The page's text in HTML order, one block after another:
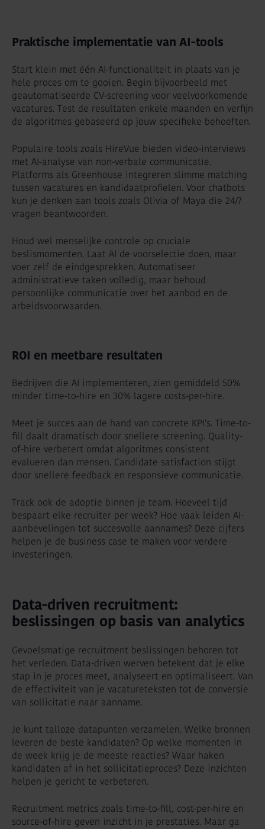
Praktische implementatie van AI-tools
Start klein met één AI-functionaliteit in plaats van je
hele proces om te gooien. Begin bijvoorbeeld met
geautomatiseerde CV-screening voor veelvoorkomende
vacatures. Test de resultaten enkele maanden en verfijn
de algoritmes gebaseerd op jouw specifieke behoeften.
Populaire tools zoals HireVue bieden video-interviews
met AI-analyse van non-verbale communicatie.
Platforms als Greenhouse integreren slimme matching
tussen vacatures en kandidaatprofielen. Voor chatbots
kun je denken aan tools zoals Olivia of Maya die 24/7
vragen beantwoorden.
Houd wel menselijke controle op cruciale
beslismomenten. Laat AI de voorselectie doen, maar
voer zelf de eindgesprekken. Automatiseer
administratieve taken volledig, maar behoud
persoonlijke communicatie over het aanbod en de
arbeidsvoorwaarden.
ROI en meetbare resultaten
Bedrijven die AI implementeren, zien gemiddeld 50%
minder time-to-hire en 30% lagere costs-per-hire.
Meet je succes aan de hand van concrete KPI’s. Time-to-
fill daalt dramatisch door snellere screening. Quality-
of-hire verbetert omdat algoritmes consistent
evalueren dan mensen. Candidate satisfaction stijgt
door snellere feedback en responsieve communicatie.
Track ook de adoptie binnen je team. Hoeveel tijd
bespaart elke recruiter per week? Hoe vaak leiden AI-
aanbevelingen tot succesvolle aannames? Deze cijfers
helpen je de business case te maken voor verdere
investeringen.
Data-driven recruitment:
beslissingen op basis van analytics
Gevoelsmatige recruitment beslissingen behoren tot
het verleden. Data-driven werven betekent dat je elke
stap in je proces meet, analyseert en optimaliseert. Van
de effectiviteit van je vacatureteksten tot de conversie
van sollicitatie naar aanname.
Je kunt talloze datapunten verzamelen. Welke bronnen
leveren de beste kandidaten? Op welke momenten in
de week krijg je de meeste reacties? Waar haken
kandidaten af in het sollicitatieproces? Deze inzichten
helpen je gericht te verbeteren.
Recruitment metrics zoals time-to-fill, cost-per-hire en
source-of-hire geven inzicht in je prestaties. Maar ga